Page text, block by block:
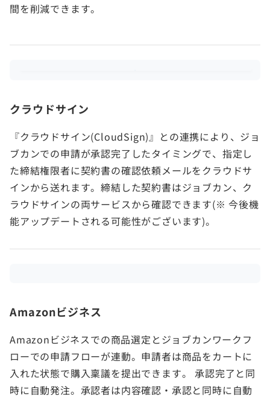
間を削減できます。
クラウドサイン
『クラウドサイン(CloudSign)』との連携により、ジョ
ブカンでの申請が承認完了したタイミングで、指定し
た締結権限者に契約書の確認依頼メールをクラウドサ
インから送れます。締結した契約書はジョブカン、ク
ラウドサインの両サービスから確認できます(※ 今後機
能アップデートされる可能性がございます)。
Amazonビジネス
Amazonビジネスでの商品選定とジョブカンワークフ
ローでの申請フローが連動。申請者は商品をカートに
入れた状態で購入稟議を提出できます。 承認完了と同
時に自動発注。承認者は内容確認・承認と同時に自動